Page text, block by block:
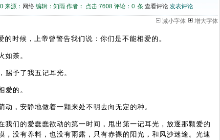
来源： 网络 编辑：知雨 作者： 点击:7608 评论： 0 条 查看评论 发表评论
减小字体 增大字体
的时候，上帝曾警告我们说：你们是不能相爱的。
如荼。
赐予了我五记耳光。
爱的。
动，安静地做着一颗来处不明去向无定的种。
我们的爱蠢蠢欲动的第一时间，甩出第一记耳光，放逐那颗爱的
，没有养料，也没有雨露，只有赤裸的阳光，和风沙迷途。光速